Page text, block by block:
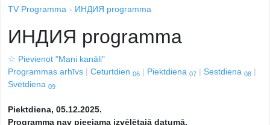
TV Programma ИНДИЯ programma
ИНДИЯ programma
☆ Pievienot "Mani kanāli"
Programmas arhīvs
Ceturtdien 06 Piektdiena 07 Sestdiena 08
Svētdiena 09
Piektdiena, 05.12.2025.
Programma nav pieejama izvēlētajā datumā.